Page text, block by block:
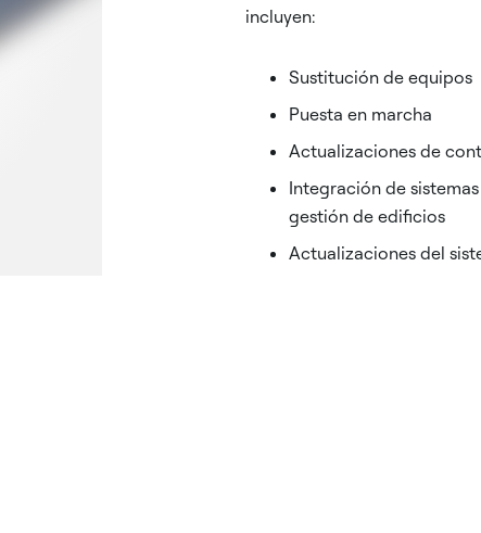
incluyen:
Sustitución de equipos
Puesta en marcha
Actualizaciones de
Integración de
gestión de edificios
Actualizaciones del